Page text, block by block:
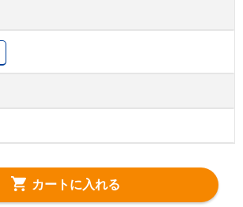
カートに入れる